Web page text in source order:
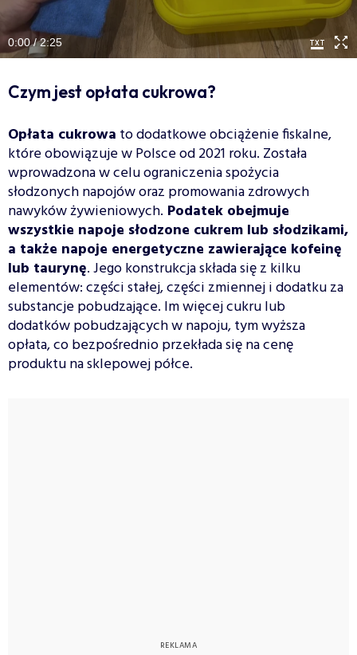
0:00 / 2:25
Czym jest opłata cukrowa?
Opłata cukrowa to dodatkowe obciążenie fiskalne,
które obowiązuje w Polsce od 2021 roku. Została
wprowadzona w celu ograniczenia spożycia
słodzonych napojów oraz promowania zdrowych
nawyków żywieniowych. Podatek obejmuje
wszystkie napoje słodzone cukrem lub słodzikami,
a także napoje energetyczne zawierające kofeinę
lub taurynę. Jego konstrukcja składa się z kilku
elementów: części stałej, części zmiennej i dodatku za
substancje pobudzające. Im więcej cukru lub
dodatków pobudzających w napoju, tym wyższa
opłata, co bezpośrednio przekłada się na cenę
produktu na sklepowej półce.